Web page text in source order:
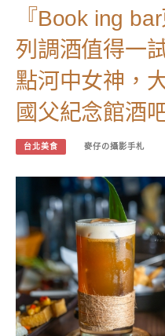
『Book ing
列調酒值得一
點河中女神，
國父紀念館酒
台北美食 麥仔の攝影手札